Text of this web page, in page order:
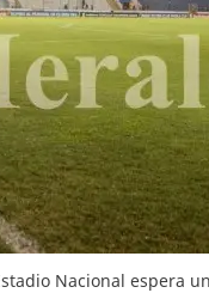
Nacional espera